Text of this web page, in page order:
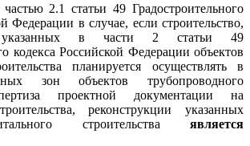
2.1 статьи 49 Градостроительного
Федерации в случае, если строительство,
указанных в части 2 статьи 49
кодекса Российской Федерации объектов
планируется осуществлять в
зон объектов трубопроводного
проектной документации на
реконструкции указанных
строительства является